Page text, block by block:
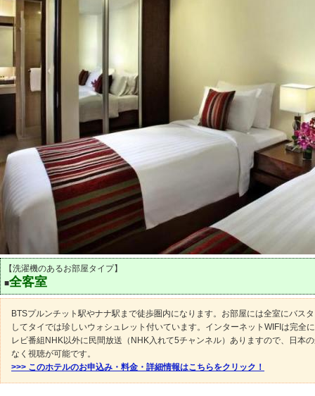
【洗濯機のあるお部屋タイプ】
■全客室
BTSプルンチット駅やナナ駅まで徒歩圏内になります。お部屋には全室にバス
してタイでは珍しいウォシュレット付いています。インターネットWIFIは完全
レビ番組NHK以外に民間放送（NHK入れて5チャンネル）ありますので、日本
なく視聴が可能です。
>>> このホテルのお申込み・料金・詳細情報はこちらをクリック！